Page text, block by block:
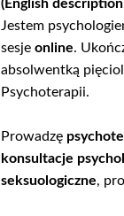
(English
Jestem
sesje online.
absolwentką
Psychoterapii.
Prowadzę
konsultacje
seksuologiczne,